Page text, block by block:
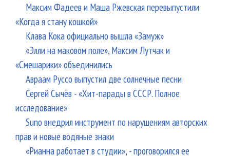
Максим Фадеев и Маша Ржевская перевыпустили
«Когда я стану кошкой»
Клава Кока официально вышла «Замуж»
«Элли на маковом поле», Максим Лутчак и
«Смешарики» объединились
Авраам Руссо выпустил две солнечные песни
Сергей Сычёв - «Хит-парады в СССР. Полное
исследование»
Suno внедрил инструмент по нарушениям авторских
прав и новые водяные знаки
«Рианна работает в студии», - проговорился ее